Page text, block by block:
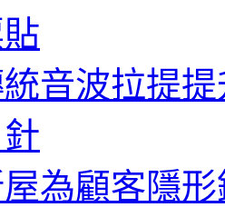
音波拉提
為顧客隱